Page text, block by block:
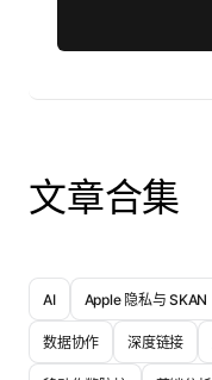
文章合集
AI Apple 隐私与 SKAN
数据协作 深度链接